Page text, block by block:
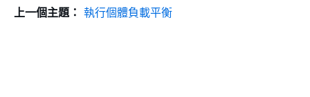
上一個主題： 執行個體負載平衡